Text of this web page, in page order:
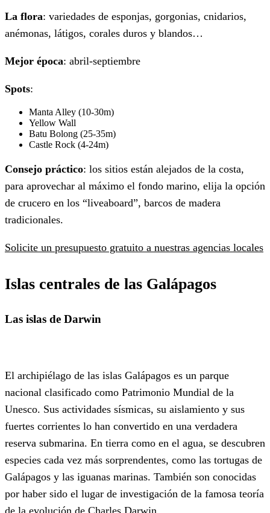
La flora: variedades de esponjas, gorgonias, cnidarios,
anémonas, látigos, corales duros y blandos…
Mejor época: abril-septiembre
Spots:
Manta Alley (10-30m)
Yellow Wall
Batu Bolong (25-35m)
Castle Rock (4-24m)
Consejo práctico: los sitios están alejados de la costa,
para aprovechar al máximo el fondo marino, elija la opción
de crucero en los “liveaboard”, barcos de madera
tradicionales.
Solicite un presupuesto gratuito a nuestras agencias locales
Islas centrales de las Galápagos
Las islas de Darwin
El archipiélago de las islas Galápagos es un parque
nacional clasificado como Patrimonio Mundial de la
Unesco. Sus actividades sísmicas, su aislamiento y sus
fuertes corrientes lo han convertido en una verdadera
reserva submarina. En tierra como en el agua, se descubren
especies cada vez más sorprendentes, como las tortugas de
Galápagos y las iguanas marinas. También son conocidas
por haber sido el lugar de investigación de la famosa teoría
de la evolución de Charles Darwin.